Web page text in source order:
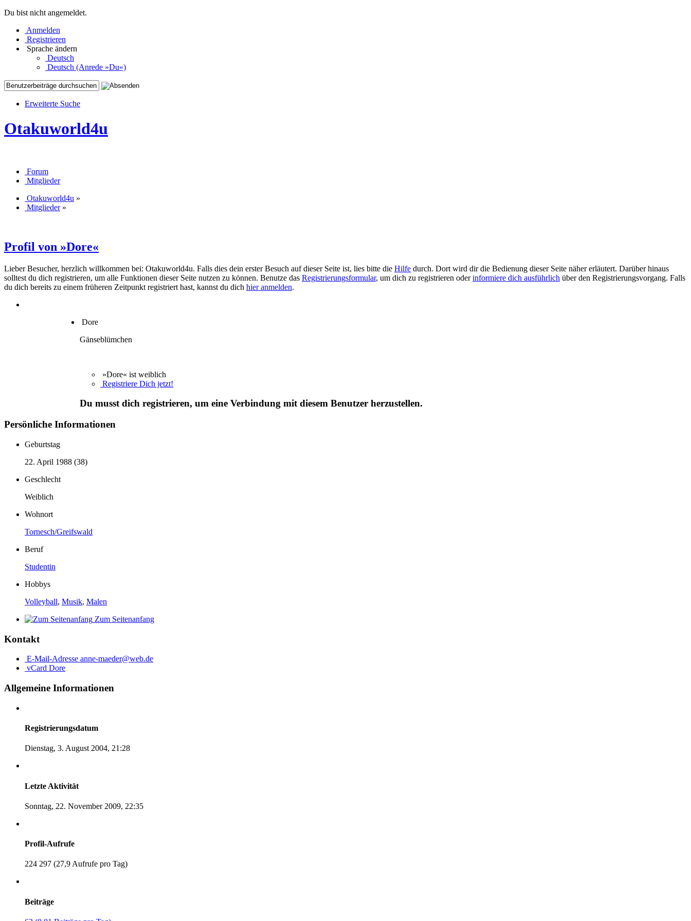
Du bist nicht angemeldet.
Anmelden
Registrieren
Sprache ändern
Deutsch
Deutsch (Anrede »Du«)
Erweiterte Suche
Otakuworld4u
Forum
Mitglieder
Otakuworld4u »
Mitglieder»
Profil von »Dore«
Lieber Besucher, herzlich willkommen bei: Otakuworld4u. Falls dies dein erster Besuch auf dieser Seite ist, lies bitte die Hilfe durch. Dort wird dir die Bedienung dieser Seite näher erläutert. Darüber hinaus
solltest du dich registrieren, um alle Funktionen dieser Seite nutzen zu können. Benutze das Registrierungsformular, um dich zu registrieren oderinformiere dich ausführlich über den Registrierungsvorgang. Falls
du dich bereits zu einem früheren Zeitpunkt registriert hast, kannst du dich hier anmelden.
Dore
Gänseblümchen
»Dore« ist weiblich
Registriere Dich jetzt!
Du musst dich registrieren, um eine Verbindung mit diesem Benutzer herzustellen.
Persönliche Informationen
Geburtstag
22. April 1988 (38)
Geschlecht
Weiblich
Wohnort
Tornesch/Greifswald
Beruf
Studentin
Hobbys
Volleyball, Musik, Malen
Zum Seitenanfang
Kontakt
E-Mail-Adresse anne-maeder@web.de
vCard Dore
Allgemeine Informationen
Registrierungsdatum
Dienstag, 3. August 2004, 21:28
Letzte Aktivität
Sonntag, 22. November 2009, 22:35
Profil-Aufrufe
224 297 (27,9 Aufrufe pro Tag)
Beiträge